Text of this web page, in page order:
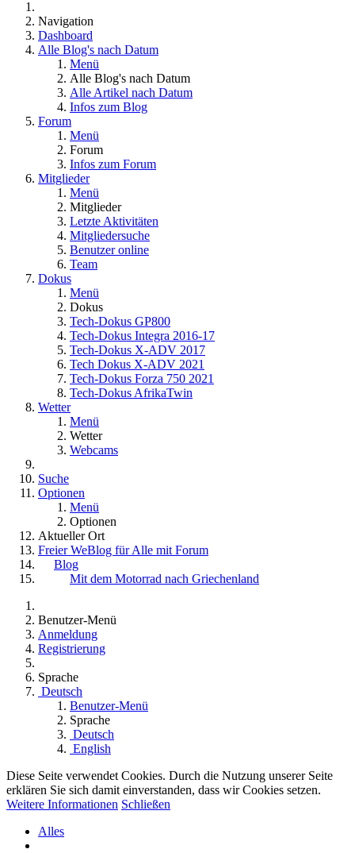
Navigation
Dashboard
Alle Blog's nach Datum
Menü
Alle Blog's nach Datum
Alle Artikel nach Datum
Infos zum Blog
Forum
Menü
Forum
Infos zum Forum
Mitglieder
Menü
Mitglieder
Letzte Aktivitäten
Mitgliedersuche
Benutzer online
Team
Dokus
Menü
Dokus
Tech-Dokus GP800
Tech-Dokus Integra 2016-17
Tech-Dokus X-ADV 2017
Tech Dokus X-ADV 2021
Tech-Dokus Forza 750 2021
Tech-Dokus AfrikaTwin
Wetter
Menü
Wetter
Webcams
Suche
Optionen
Menü
Optionen
Aktueller Ort
Freier WeBlog für Alle mit Forum
Blog
Mit dem Motorrad nach Griechenland
Benutzer-Menü
Anmeldung
Registrierung
Sprache
Deutsch
Benutzer-Menü
Sprache
Deutsch
English
Diese Seite verwendet Cookies. Durch die Nutzung unserer Seite
erklären Sie sich damit einverstanden, dass wir Cookies setzen.
Weitere Informationen Schließen
Alles